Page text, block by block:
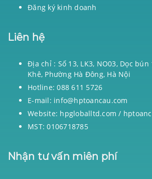
Đăng ký kinh doanh
Liên hệ
Địa chỉ : Số 13, LK3, NO03, Dọc
Khê, Phường Hà Đông, Hà Nội
Hotline: 088 611 5726
E-mail: info@hptoancau.com
Website: hpgloballtd.com /
MST: 0106718785
Nhận tư vấn miên phí